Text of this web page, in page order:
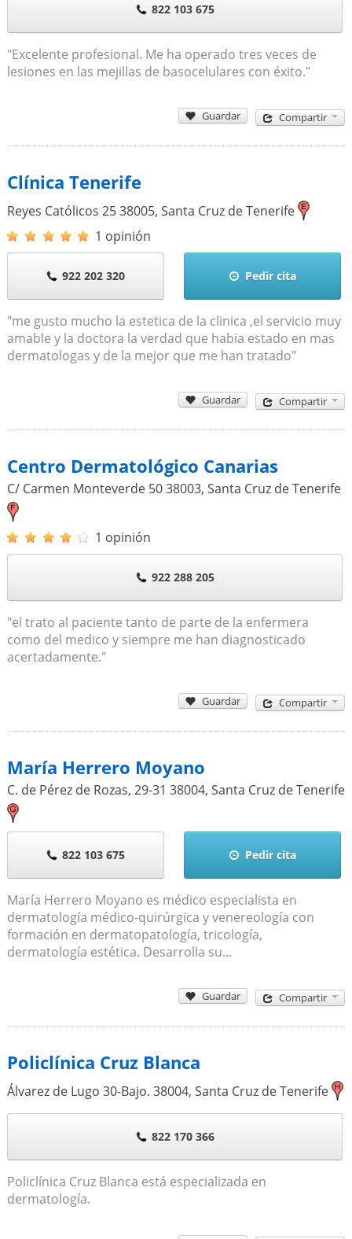
822 103 675
"Excelente profesional. Me ha operado tres veces de
lesiones en las mejillas de basocelulares con éxito."
Guardar Compartir
Clínica Tenerife
Reyes Católicos 2538005, Santa Cruz de Tenerife
1 opinión
922 202 320 Pedir cita
"me gusto mucho la estetica de la clinica ,el servicio muy
amable y la doctora la verdad que habia estado en mas
dermatologas y de la mejor que me han tratado"
Guardar Compartir
Centro Dermatológico Canarias
C/ Carmen Monteverde 5038003, Santa Cruz de Tenerife
1 opinión
922 288 205
"el trato al paciente tanto de parte de la enfermera
como del medico y siempre me han diagnosticado
acertadamente."
Guardar Compartir
María Herrero Moyano
C. de Pérez de Rozas, 29-31 38004, Santa Cruz de Tenerife
822 103 675 Pedir cita
María Herrero Moyano es médico especialista en
dermatología médico-quirúrgica y venereología con
formación en dermatopatología, tricología,
dermatología estética. Desarrolla su...
Guardar Compartir
Policlínica Cruz Blanca
Álvarez de Lugo 30-Bajo. 38004, Santa Cruz de Tenerife
822 170 366
Policlínica Cruz Blanca está especializada en
dermatología.